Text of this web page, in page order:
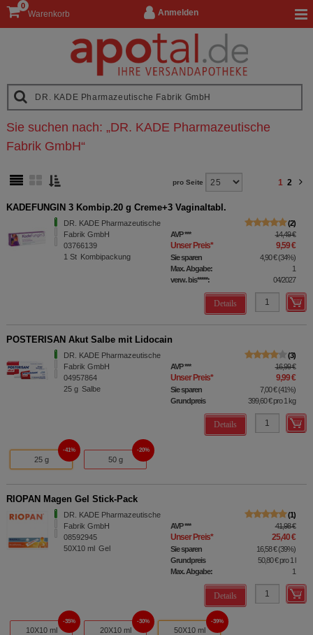
Anmelden
Warenkorb
0
Sie suchen nach: „DR. KADE Pharmazeutische
Fabrik GmbH“
pro Seite 1 2
KADEFUNGIN 3 Kombip.20 g Creme+3 Vaginaltabl.
DR. KADE Pharmazeutische
Fabrik GmbH
03766139
1 St Kombipackung
2
AVP*** 14,49 €
Unser Preis* 9,59 €
Sie sparen 4,90 €(34%)
Max. Abgabe:
1
verw. bis*****:
04/2027
Details
POSTERISAN Akut Salbe mit Lidocain
DR. KADE Pharmazeutische
Fabrik GmbH
04957864
25 g Salbe
3
AVP*** 16,99 €
Unser Preis* 9,99 €
Sie sparen 7,00 €(41%)
Grundpreis
399,60 €pro 1 kg
Details
25 g
41%
50 g
20%
RIOPAN Magen Gel Stick-Pack
DR. KADE Pharmazeutische
Fabrik GmbH
08592945
50X10 ml Gel
1
AVP*** 41,98 €
Unser Preis* 25,40 €
Sie sparen 16,58 €(39%)
Grundpreis
50,80 €pro 1 l
Max. Abgabe:
1
Details
10X10 ml
35%
20X10 ml
30%
50X10 ml
39%